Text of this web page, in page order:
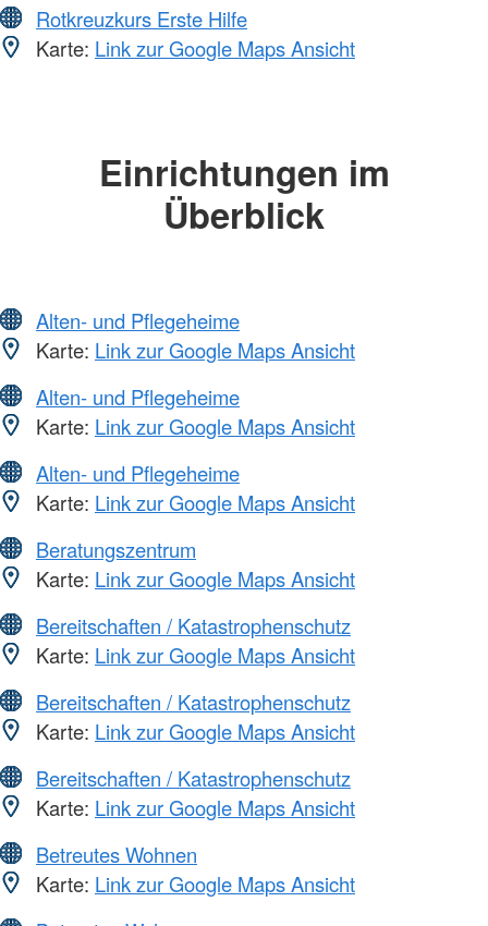
Rotkreuzkurs Erste Hilfe
Karte: Link zur Google Maps Ansicht
Einrichtungen im
Überblick
Alten- und Pflegeheime
Karte: Link zur Google Maps Ansicht
Alten- und Pflegeheime
Karte: Link zur Google Maps Ansicht
Alten- und Pflegeheime
Karte: Link zur Google Maps Ansicht
Beratungszentrum
Karte: Link zur Google Maps Ansicht
Bereitschaften / Katastrophenschutz
Karte: Link zur Google Maps Ansicht
Bereitschaften / Katastrophenschutz
Karte: Link zur Google Maps Ansicht
Bereitschaften / Katastrophenschutz
Karte: Link zur Google Maps Ansicht
Betreutes Wohnen
Karte: Link zur Google Maps Ansicht